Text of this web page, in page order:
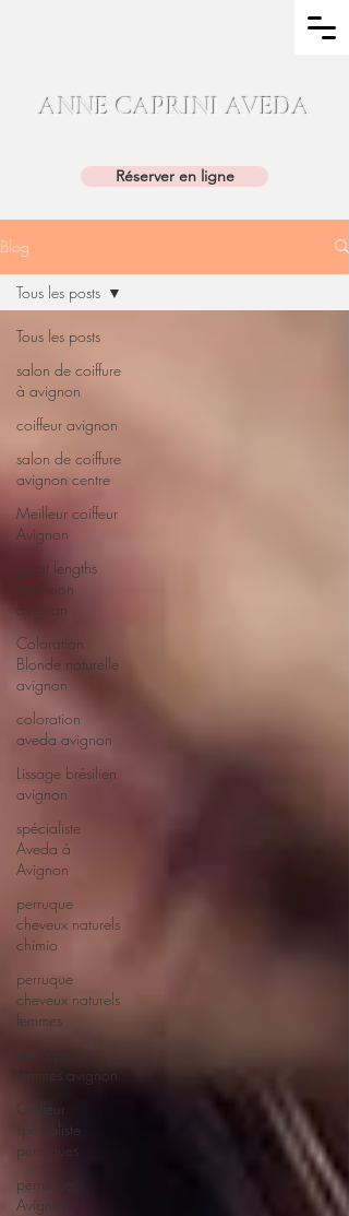
ANNE CAPRINI AVEDA
Réserver en ligne
Blog
Tous les posts
salon de coiffure
à avignon
coiffeur avignon
salon de coiffure
avignon centre
Meilleur coiffeur
Avignon
great lengths
extension
avignon
Coloration
Blonde naturelle
avignon
coloration
aveda avignon
Lissage brésilien
avignon
spécialiste
Aveda à
Avignon
perruque
cheveux naturels
chimio
perruque
cheveux naturels
femmes
Coiffeur
spécialiste
perruques
perruque
Avignon
Tous les posts